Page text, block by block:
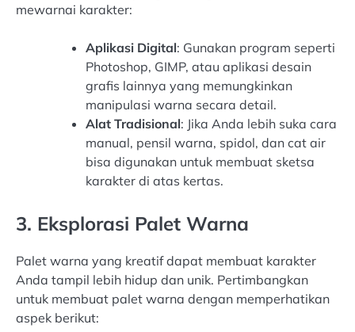
mewarnai karakter:
Aplikasi Digital: Gunakan program seperti
Photoshop, GIMP, atau aplikasi desain
grafis lainnya yang memungkinkan
manipulasi warna secara detail.
Alat Tradisional: Jika Anda lebih suka cara
manual, pensil warna, spidol, dan cat air
bisa digunakan untuk membuat sketsa
karakter di atas kertas.
3. Eksplorasi Palet Warna
Palet warna yang kreatif dapat membuat karakter
Anda tampil lebih hidup dan unik. Pertimbangkan
untuk membuat palet warna dengan memperhatikan
aspek berikut: